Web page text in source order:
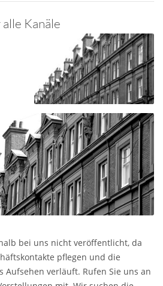
Kanäle
bei uns nicht veröffentlicht, da
pflegen und die
Aufsehen verläuft. Rufen Sie uns an